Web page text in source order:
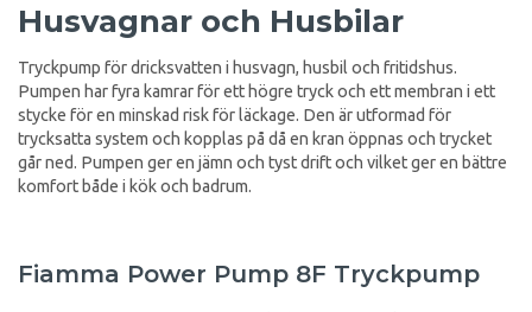
Husvagnar och Husbilar
Tryckpump för dricksvatten i husvagn, husbil och fritidshus.
Pumpen har fyra kamrar för ett högre tryck och ett membran i ett
stycke för en minskad risk för läckage. Den är utformad för
trycksatta system och kopplas på då en kran öppnas och trycket
går ned. Pumpen ger en jämn och tyst drift och vilket ger en bättre
komfort både i kök och badrum.
Fiamma Power Pump 8F Tryckpump